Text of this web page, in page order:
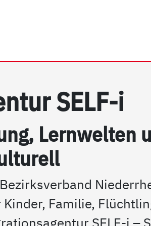
SELF-i
Lern­wel­ten
Familie,